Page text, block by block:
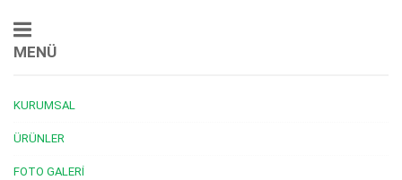
MENÜ
KURUMSAL
ÜRÜNLER
FOTO GALERI